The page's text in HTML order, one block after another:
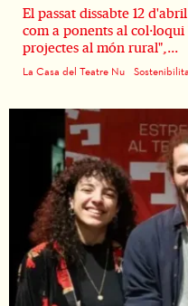
El passat dissabte 12
com a ponents al
projectes al món rural",...
La Casa del Teatre Nu